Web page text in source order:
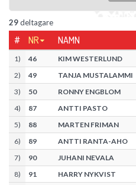
29deltagare
# NR NAMN
1) 46
KIM WESTERLUND
2) 49
TANJA MUSTALAMMI
3) 50
RONNY ENGBLOM
4) 87
ANTTI PASTO
5) 88
MARTEN FRIMAN
6) 89
ANTTI RANTA-AHO
7) 90
JUHANI NEVALA
8) 91
HARRY NYKVIST